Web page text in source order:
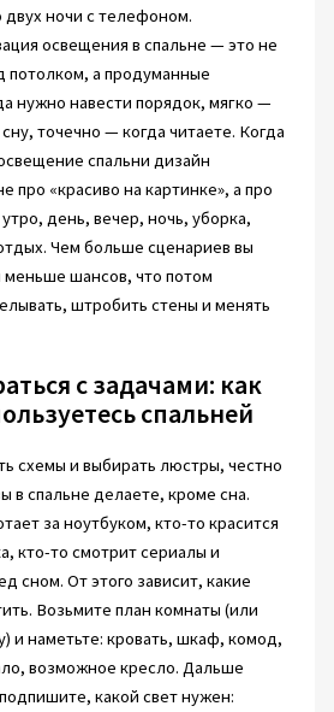
двух ночи с телефоном.
освещения в спальне — это не
потолком, а продуманные
нужно навести порядок, мягко —
точечно — когда читаете. Когда
спальни дизайн
про «красиво на картинке», а про
день, вечер, ночь, уборка,
Чем больше сценариев вы
меньше шансов, что потом
штробить стены и менять
с задачами: как
спальней
схемы и выбирать люстры, честно
в спальне делаете, кроме сна.
за ноутбуком, кто-то красится
кто-то смотрит сериалы и
сном. От этого зависит, какие
Возьмите план комнаты (или
и наметьте: кровать, шкаф, комод,
возможное кресло. Дальше
какой свет нужен: